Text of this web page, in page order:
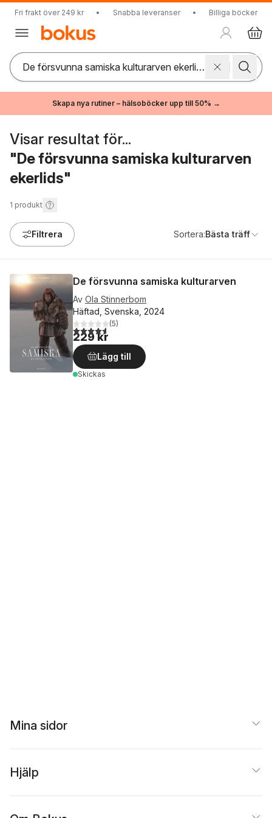
Fri frakt över 249 kr • Snabba leveranser • Billiga böcker
Skapa nya rutiner – hälsoböcker upp till 50% →
Visar resultat för...
"De försvunna samiska kulturarven
ekerlids"
1 produkt
Filtrera Sortera:Bästa träff
De försvunna samiska kulturarven
Av Ola Stinnerbom
Häftad, Svenska, 2024
4,6utav 5 stjärnor. Totalt antal röster:
(5)
229 kr
Lägg till
Skickas
Mina sidor
Hjälp